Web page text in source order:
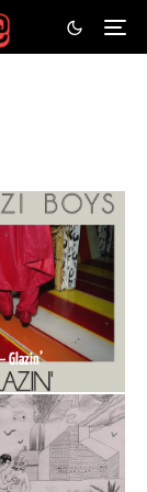
Glazin’